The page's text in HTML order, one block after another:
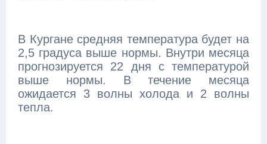
В Кургане средняя температура будет на
2,5 градуса выше нормы. Внутри месяца
прогнозируется 22 дня с температурой
выше нормы. В течение месяца
ожидается 3 волны холода и 2 волны
тепла.